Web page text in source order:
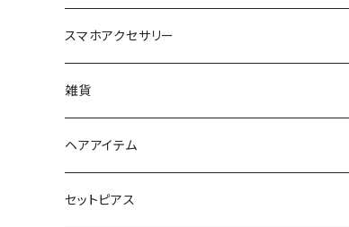
スマホアクセサリー
iPhoneケース
スマホリング＆グリップ
マルチショルダー
雑貨
ポーチ
マチ付きポーチ
スマートキーポーチ
ヘアアイテム
静電気軽減ヘアブレスレット
セットピアス